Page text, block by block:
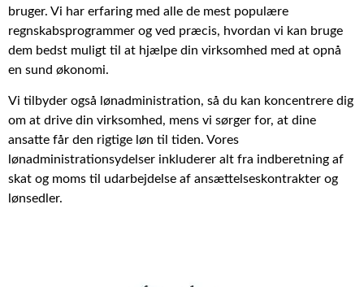
bruger. Vi har erfaring med alle de mest populære
regnskabsprogrammer og ved præcis, hvordan vi kan bruge
dem bedst muligt til at hjælpe din virksomhed med at opnå
en sund økonomi.
Vi tilbyder også lønadministration, så du kan koncentrere dig
om at drive din virksomhed, mens vi sørger for, at dine
ansatte får den rigtige løn til tiden. Vores
lønadministrationsydelser inkluderer alt fra indberetning af
skat og moms til udarbejdelse af ansættelseskontrakter og
lønsedler.